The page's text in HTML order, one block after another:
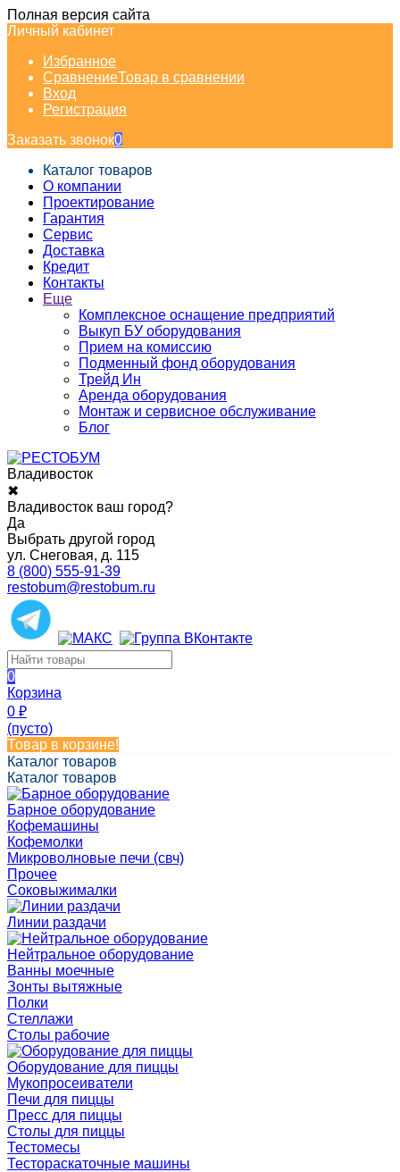
Полная версия сайта
Личный кабинет
Избранное
СравнениеТовар в сравнении
Вход
Регистрация
Заказать звонок0
Каталог товаров
О компании
Проектирование
Гарантия
Сервис
Доставка
Кредит
Контакты
Еще
Комплексное оснащение предприятий
Выкуп БУ оборудования
Прием на комиссию
Подменный фонд оборудования
Трейд Ин
Аренда оборудования
Монтаж и сервисное обслуживание
Блог
Владивосток
✖
Владивосток ваш город?
Да
Выбрать другой город
ул. Снеговая, д. 115
8 (800) 555-91-39
restobum@restobum.ru
0
Корзина
0 ₽
(пусто)
Товар в корзине!
Каталог товаров
Каталог товаров
Барное оборудование
Кофемашины
Кофемолки
Микроволновые печи (свч)
Прочее
Соковыжималки
Линии раздачи
Нейтральное оборудование
Ванны моечные
Зонты вытяжные
Полки
Стеллажи
Столы рабочие
Оборудование для пиццы
Мукопросеиватели
Печи для пиццы
Пресс для пиццы
Столы для пиццы
Тестомесы
Тестораскаточные машины